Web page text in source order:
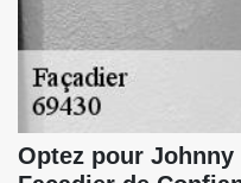
Optez pour